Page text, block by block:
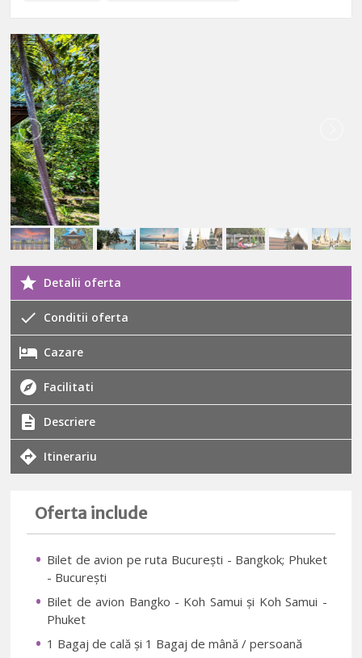
Detalii oferta
Conditii oferta
Cazare
Facilitati
Descriere
Itinerariu
Oferta include
Bilet de avion pe ruta București - Bangkok; Phuket
- București
Bilet de avion Bangko - Koh Samui și Koh Samui -
Phuket
1 Bagaj de cală și 1 Bagaj de mână / persoană